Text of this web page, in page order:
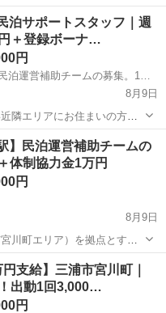
例588万円◎年間手当67万
泊サポートスタッフ｜週
＋登録ボーナ…
円
【宮川町・三崎口駅】民泊運営補助チームの募集。1回3,000円＋体制協力金1万円
8月9日
隣エリアにお住まいの方
したいです。 ずっと待機す
フトを組むので、空き時間
】民泊運営補助チームの
体制協力金1万円
円
8月9日
川町エリア）を拠点とす
応）をお願いできる協力メ
は一切不要です。複数名の
支給】三浦市宮川町｜
出動1回3,000…
円